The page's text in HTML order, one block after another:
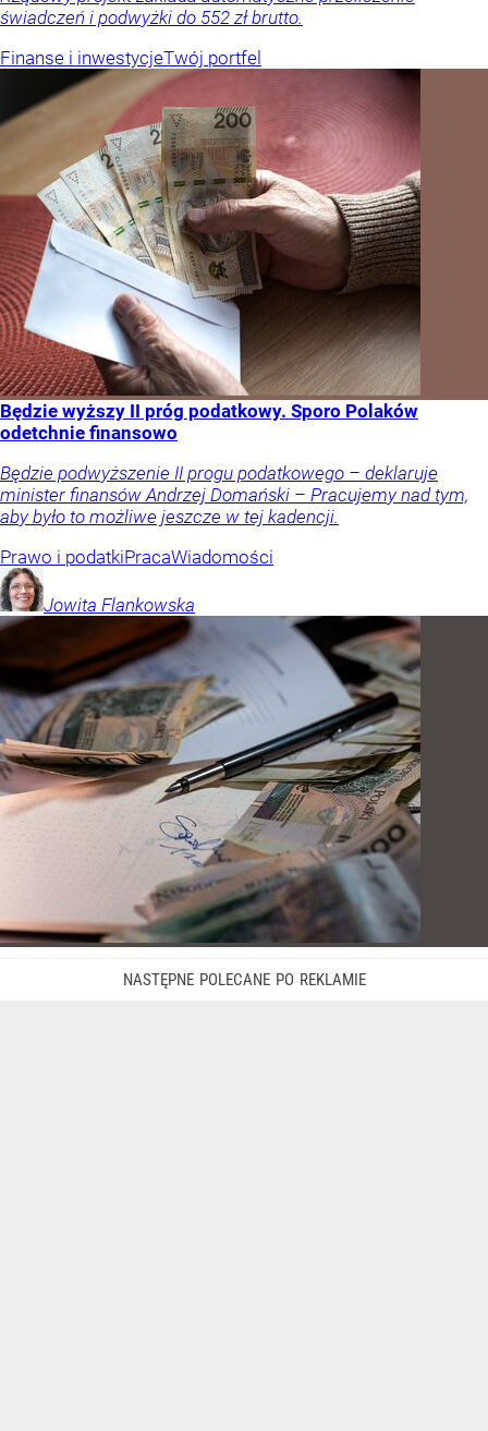
świadczeń i podwyżki do 552 zł brutto.
Finanse i inwestycjeTwój portfel
Będzie wyższy II próg podatkowy. Sporo Polaków
odetchnie finansowo
Będzie podwyższenie II progu podatkowego – deklaruje
minister finansów Andrzej Domański – Pracujemy nad tym,
aby było to możliwe jeszcze w tej kadencji.
Prawo i podatkiPracaWiadomości
Jowita Flankowska